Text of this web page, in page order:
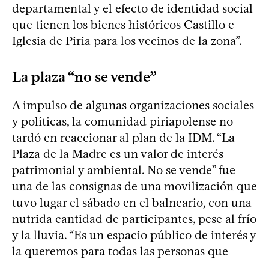
departamental y el efecto de identidad social
que tienen los bienes históricos Castillo e
Iglesia de Piria para los vecinos de la zona”.
La plaza “no se vende”
A impulso de algunas organizaciones sociales
y políticas, la comunidad piriapolense no
tardó en reaccionar al plan de la IDM. “La
Plaza de la Madre es un valor de interés
patrimonial y ambiental. No se vende” fue
una de las consignas de una movilización que
tuvo lugar el sábado en el balneario, con una
nutrida cantidad de participantes, pese al frío
y la lluvia. “Es un espacio público de interés y
la queremos para todas las personas que